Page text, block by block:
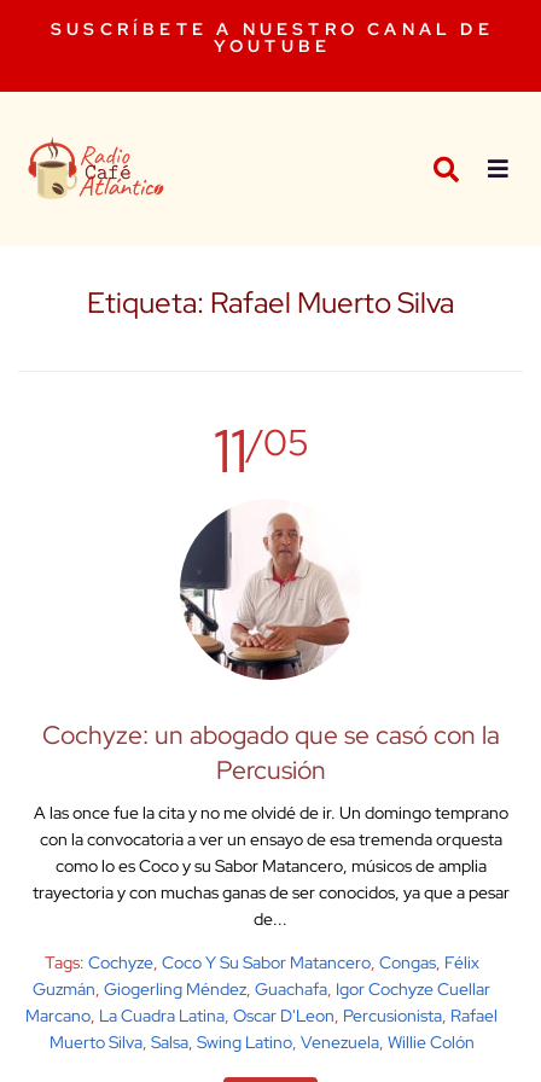
SUSCRÍBETE A NUESTRO CANAL DE
YOUTUBE
Etiqueta: Rafael Muerto Silva
11/05
Cochyze: un abogado que se casó con la
Percusión
A las once fue la cita y no me olvidé de ir. Un domingo temprano
con la convocatoria a ver un ensayo de esa tremenda orquesta
como lo es Coco y su Sabor Matancero, músicos de amplia
trayectoria y con muchas ganas de ser conocidos, ya que a pesar
de...
Tags: Cochyze, Coco Y Su Sabor Matancero, Congas, Félix
Guzmán, Giogerling Méndez, Guachafa, Igor Cochyze Cuellar
Marcano, La Cuadra Latina, Oscar D'Leon, Percusionista, Rafael
Muerto Silva, Salsa, Swing Latino, Venezuela, Willie Colón